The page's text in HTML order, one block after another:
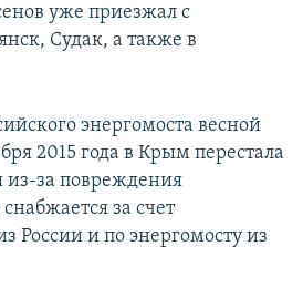
уже приезжал с
Судак, а также в
энергомоста весной
2015 года в Крым перестала
из-за повреждения
за счет
России и по энергомосту из